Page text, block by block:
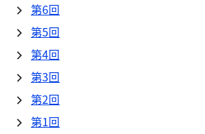
第6回
第5回
第4回
第3回
第2回
第1回